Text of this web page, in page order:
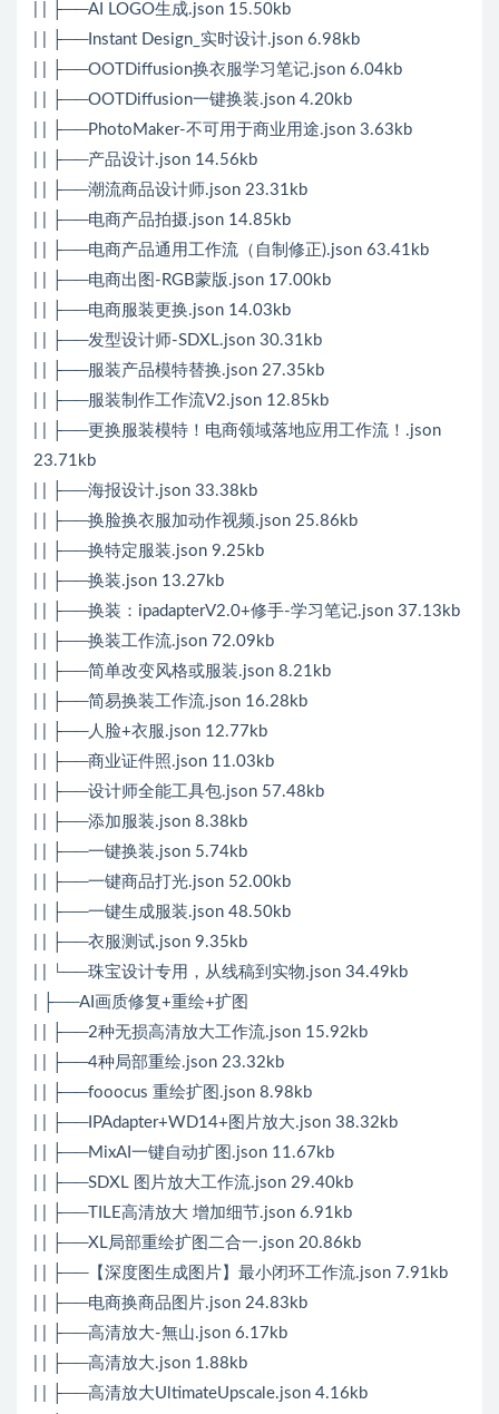
| | ├──AI LOGO生成.json 15.50kb
| | ├──Instant Design_实时设计.json 6.98kb
| | ├──OOTDiffusion换衣服学习笔记.json 6.04kb
| | ├──OOTDiffusion一键换装.json 4.20kb
| | ├──PhotoMaker-不可用于商业用途.json 3.63kb
| | ├──产品设计.json 14.56kb
| | ├──潮流商品设计师.json 23.31kb
| | ├──电商产品拍摄.json 14.85kb
| | ├──电商产品通用工作流（自制修正).json 63.41kb
| | ├──电商出图-RGB蒙版.json 17.00kb
| | ├──电商服装更换.json 14.03kb
| | ├──发型设计师-SDXL.json 30.31kb
| | ├──服装产品模特替换.json 27.35kb
| | ├──服装制作工作流V2.json 12.85kb
| | ├──更换服装模特！电商领域落地应用工作流！.json
23.71kb
| | ├──海报设计.json 33.38kb
| | ├──换脸换衣服加动作视频.json 25.86kb
| | ├──换特定服装.json 9.25kb
| | ├──换装.json 13.27kb
| | ├──换装：ipadapterV2.0+修手-学习笔记.json 37.13kb
| | ├──换装工作流.json 72.09kb
| | ├──简单改变风格或服装.json 8.21kb
| | ├──简易换装工作流.json 16.28kb
| | ├──人脸+衣服.json 12.77kb
| | ├──商业证件照.json 11.03kb
| | ├──设计师全能工具包.json 57.48kb
| | ├──添加服装.json 8.38kb
| | ├──一键换装.json 5.74kb
| | ├──一键商品打光.json 52.00kb
| | ├──一键生成服装.json 48.50kb
| | ├──衣服测试.json 9.35kb
| | └──珠宝设计专用，从线稿到实物.json 34.49kb
| ├──AI画质修复+重绘+扩图
| | ├──2种无损高清放大工作流.json 15.92kb
| | ├──4种局部重绘.json 23.32kb
| | ├──fooocus 重绘扩图.json 8.98kb
| | ├──IPAdapter+WD14+图片放大.json 38.32kb
| | ├──MixAI一键自动扩图.json 11.67kb
| | ├──SDXL 图片放大工作流.json 29.40kb
| | ├──TILE高清放大 增加细节.json 6.91kb
| | ├──XL局部重绘扩图二合一.json 20.86kb
| | ├──【深度图生成图片】最小闭环工作流.json 7.91kb
| | ├──电商换商品图片.json 24.83kb
| | ├──高清放大-無山.json 6.17kb
| | ├──高清放大.json 1.88kb
| | ├──高清放大UltimateUpscale.json 4.16kb